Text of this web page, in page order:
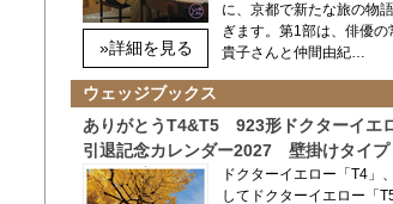
»詳細を見る
に、京都で新たな旅の物
ぎます。第1部は、俳優の
貴子さんと仲間由紀…
ウェッジブックス
ありがとうT4&T5 923形ドクターイエ
引退記念カレンダー2027 壁掛けタイプ
ドクターイエロー「T4」
してドクターイエロー「T5